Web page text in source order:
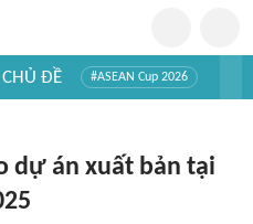
CHỦ ĐỀ #ASEAN Cup 2026
dự án xuất bản tại